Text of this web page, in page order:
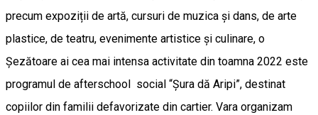
precum expoziții de artă, cursuri de muzica și dans, de arte
plastice, de teatru, evenimente artistice și culinare, o
Șezătoare ai cea mai intensa activitate din toamna 2022 este
programul de afterschool social “Șura dă Aripi”, destinat
copiilor din familii defavorizate din cartier. Vara organizam